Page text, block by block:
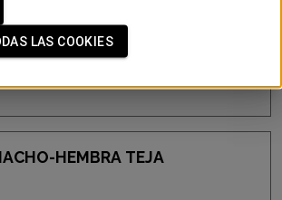
/ REDUCCION PVC
CORRUGADA TEJA
HEMBRA TEJA
LAS COOKIES